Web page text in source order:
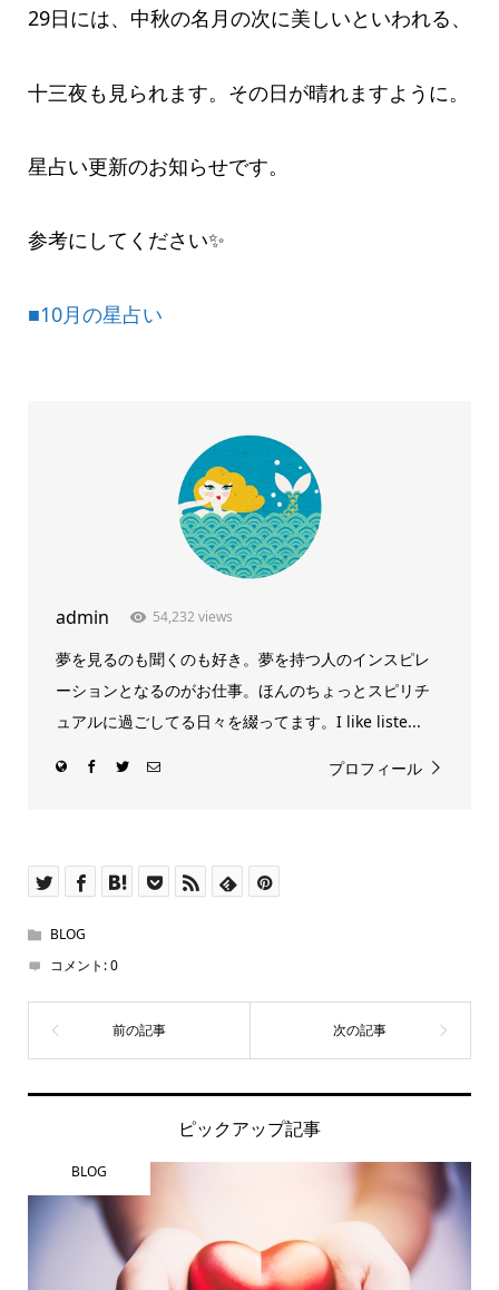
29日には、中秋の名月の次に美しいといわれる、
十三夜も見られます。その日が晴れますように。
星占い更新のお知らせです。
参考にしてください✨
■10月の星占い
admin 54,232 views
夢を見るのも聞くのも好き。夢を持つ人のインスピレ
ーションとなるのがお仕事。ほんのちょっとスピリチ
ュアルに過ごしてる日々を綴ってます。I like liste...
プロフィール
BLOG
コメント:0
ピックアップ記事
BLOG